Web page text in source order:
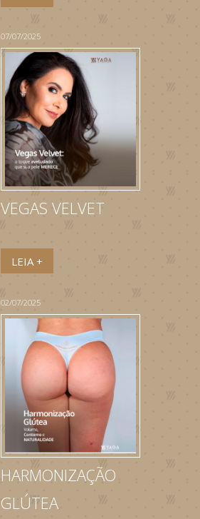
07/07/2025
VEGAS VELVET
LEIA +
02/07/2025
HARMONIZAÇÃO
GLÚTEA